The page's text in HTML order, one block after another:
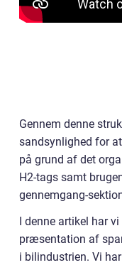
Gennem denne
sandsynlighed for
på grund af det
H2-tags samt
gennemgang-
I denne artikel har
præsentation af
i bilindustrien. Vi